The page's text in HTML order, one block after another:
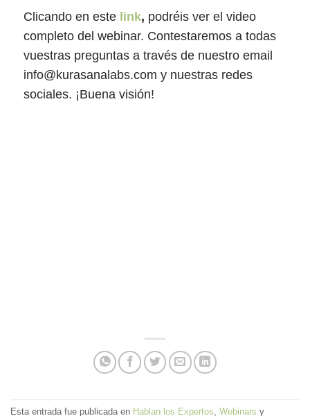
Clicando en este link, podréis ver el video
completo del webinar. Contestaremos a todas
vuestras preguntas a través de nuestro email
info@kurasanalabs.com y nuestras redes
sociales. ¡Buena visión!
Esta entrada fue publicada en Hablan los Expertos Webinars y